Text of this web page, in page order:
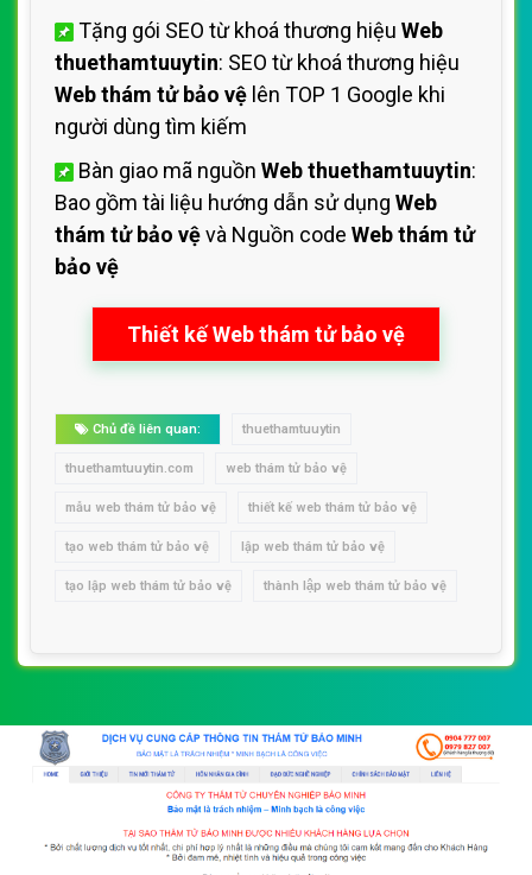
Tặng gói SEO từ khoá thương hiệu Web
thuethamtuuytin: SEO từ khoá thương hiệu
Web thám tử bảo vệ lên TOP 1 Google khi
người dùng tìm kiếm
Bàn giao mã nguồn Web thuethamtuuytin:
Bao gồm tài liệu hướng dẫn sử dụng Web
thám tử bảo vệvà Nguồn code Web thám tử
bảo vệ
Thiết kế Web thám tử bảo vệ
Chủ đề liên quan: thuethamtuuytin
thuethamtuuytin.com web thám tử bảo vệ
mẫu web thám tử bảo vệ thiết kế web thám tử bảo vệ
tạo web thám tử bảo vệ lập web thám tử bảo vệ
tạo lập web thám tử bảo vệ thành lập web thám tử bảo vệ